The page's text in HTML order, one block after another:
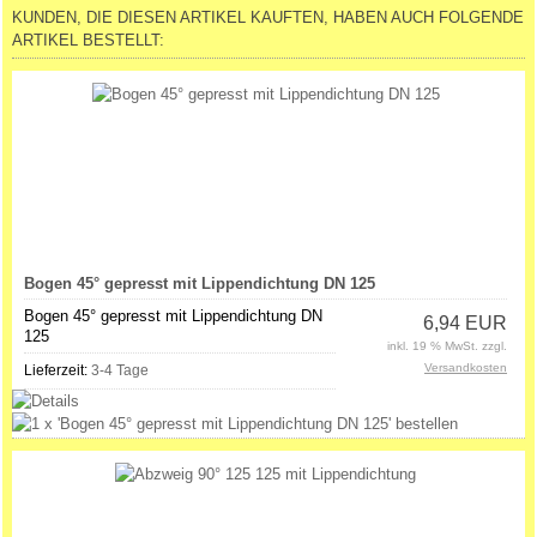
KUNDEN, DIE DIESEN ARTIKEL KAUFTEN, HABEN AUCH FOLGENDE
ARTIKEL BESTELLT:
Bogen 45° gepresst mit Lippendichtung DN 125
Bogen 45° gepresst mit Lippendichtung DN
125
Lieferzeit: 3-4 Tage
6,94 EUR
inkl. 19 % MwSt. zzgl.
Versandkosten